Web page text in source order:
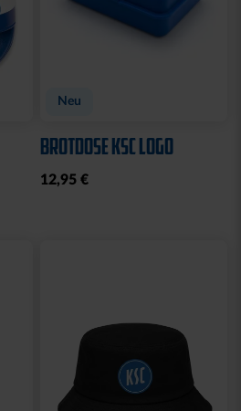
Neu
BROTDOSE KSC LOGO
12,95 €